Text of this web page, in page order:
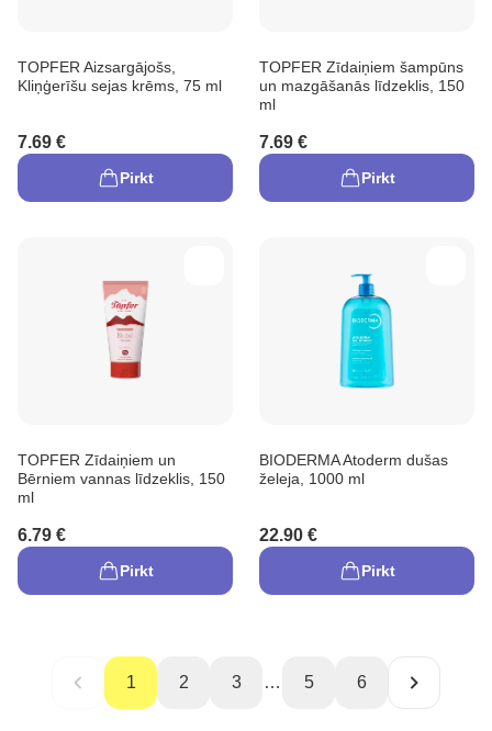
TOPFER Aizsargājošs,
Kliņģerīšu sejas krēms, 75 ml
7.69 €
Pirkt
TOPFER Zīdaiņiem šampūns
un mazgāšanās līdzeklis, 150
ml
7.69 €
Pirkt
TOPFER Zīdaiņiem un
Bērniem vannas līdzeklis, 150
ml
6.79 €
Pirkt
BIODERMA Atoderm dušas
želeja, 1000 ml
22.90 €
Pirkt
1 2 3 … 5 6